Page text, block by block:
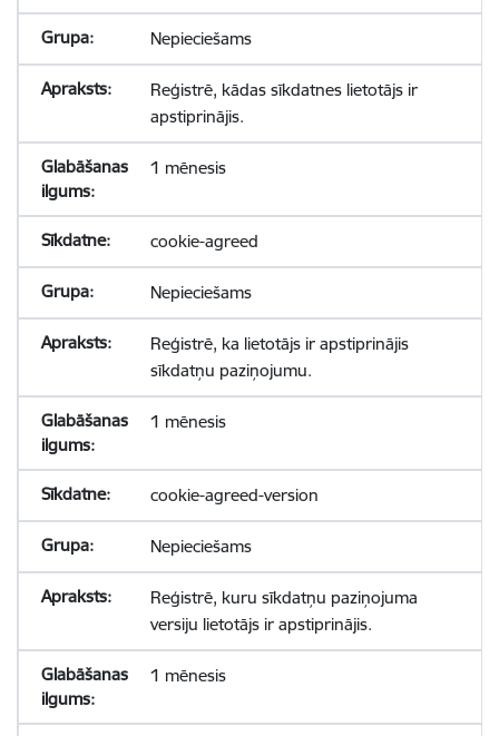
Nepieciešams
Reģistrē, kādas sīkdatnes lietotājs ir
apstiprinājis.
1 mēnesis
cookie-agreed
Nepieciešams
Reģistrē, ka lietotājs ir apstiprinājis
sīkdatņu paziņojumu.
1 mēnesis
cookie-agreed-version
Nepieciešams
Reģistrē, kuru sīkdatņu paziņojuma
versiju lietotājs ir apstiprinājis.
1 mēnesis